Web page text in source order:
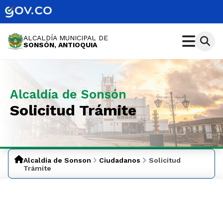
ALCALDÍA MUNICIPAL DE
SONSÓN, ANTIOQUIA
Alcaldía de Sonsón
Solicitud Trámite
Alcaldia de Sonson Ciudadanos
Solicitud
Trámite